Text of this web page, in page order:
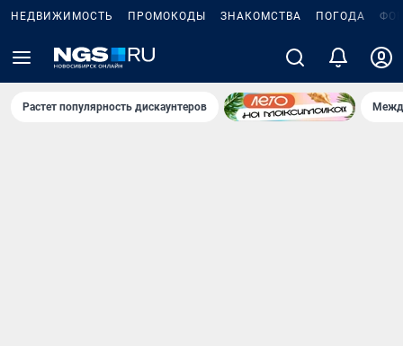
НЕДВИЖИМОСТЬ ПРОМОКОДЫ ЗНАКОМСТВА ПОГОДА
Растет популярность дискаунтеров